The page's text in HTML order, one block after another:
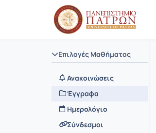
Επιλογές Μαθήματος
Ανακοινώσεις
Έγγραφα
Ημερολόγιο
Σύνδεσμοι